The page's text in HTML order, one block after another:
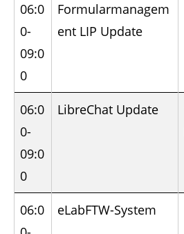
06:0
0-
09:0
0
Formularmanagem
ent LIP Update
06:0
0-
09:0
0
LibreChat Update
06:0
eLabFTW-System